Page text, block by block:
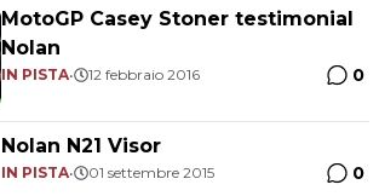
MotoGP Casey Stoner testimonial
Nolan
IN PISTA• 12 febbraio 2016 0
Nolan N21 Visor
IN PISTA• 01 settembre 2015 0